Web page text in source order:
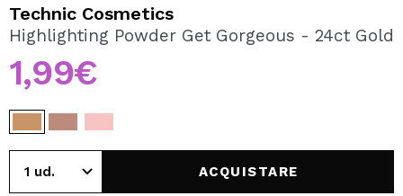
Creando un account su Maquibeauty.it potrai fare i tuoi
acquisti velocemente, controllare lo stato dei tuoi ordini e
consultare le tue operazioni precedenti.
Technic Cosmetics
Highlighting Powder Get Gorgeous - 24ct Gold
1,99€
ACQUISTARE